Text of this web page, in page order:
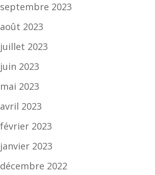
septembre 2023
août 2023
juillet 2023
juin 2023
mai 2023
avril 2023
février 2023
janvier 2023
décembre 2022